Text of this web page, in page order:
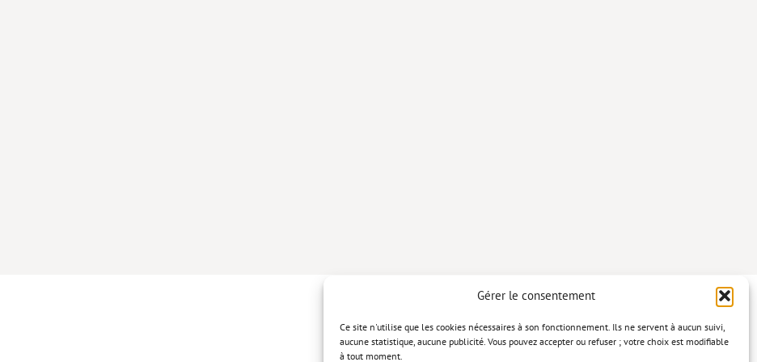
Gérer le consentement
Ce site n'utilise que les cookies nécessaires à son fonctionnement. Ils ne servent à aucun suivi,
aucune statistique, aucune publicité. Vous pouvez accepter ou refuser ; votre choix est modifiable
à tout moment.
Politique de confidentialité